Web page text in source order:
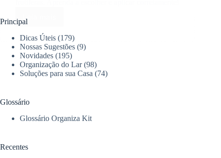
Leia mais
de
adubo
e
fertilizantes
para
Principal
Dicas Úteis (179)
Nossas Sugestões (9)
Novidades (195)
Organização do Lar(98)
Soluções para sua Casa (74)
Glossário
Glossário Organiza Kit
Recentes